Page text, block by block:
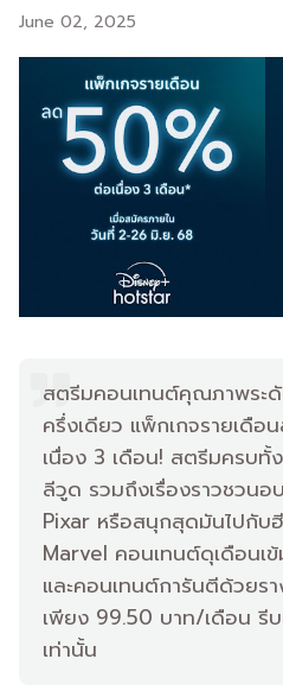
June 02, 2025
สตรีมคอนเทนต์คุณภาพระดั
ครึ่งเดียว แพ็กเกจรายเดื
เนื่อง 3 เดือน! สตรีมครบทั้
ลีวูด รวมถึงเรื่องราวชวนอ
Pixar หรือสนุกสุดมันไปกับ
Marvel คอนเทนต์ดุเดือนเ
และคอนเทนต์การันตีด้วยร
เพียง 99.50 บาท/เดือน รี
เท่านั้น